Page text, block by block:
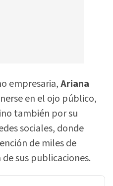
empresaria,Ariana
en el ojo público,
también por su
sociales, donde
de miles de
sus publicaciones.